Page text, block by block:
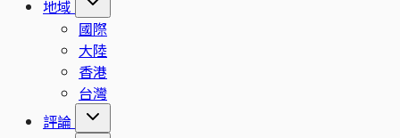
地域
國際
大陸
香港
台灣
評論